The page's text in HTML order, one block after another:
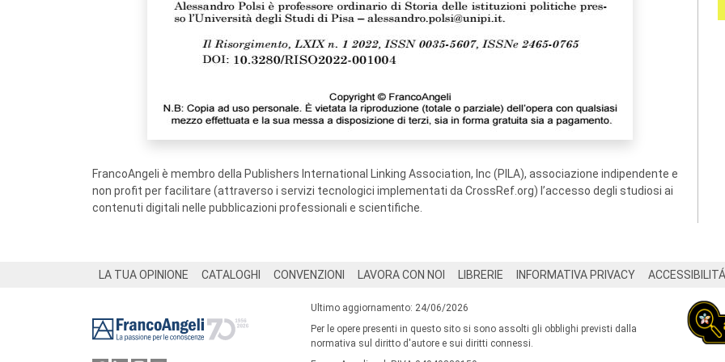
FrancoAngeli è membro della Publishers International Linking Association, Inc (PILA), associazione indipendente e
non profit per facilitare (attraverso i servizi tecnologici implementati da CrossRef.org) l’accesso degli studiosi ai
contenuti digitali nelle pubblicazioni professionali e scientifiche.
LA TUA OPINIONE CATALOGHI CONVENZIONI LAVORA CON NOI LIBRERIE INFORMATIVA PRIVACY ACCESSIBILITÁ
Ultimo aggiornamento: 24/06/2026
Per le opere presenti in questo sito si sono assolti gli obblighi previsti dalla
normativa sul diritto d'autore e sui diritti connessi.